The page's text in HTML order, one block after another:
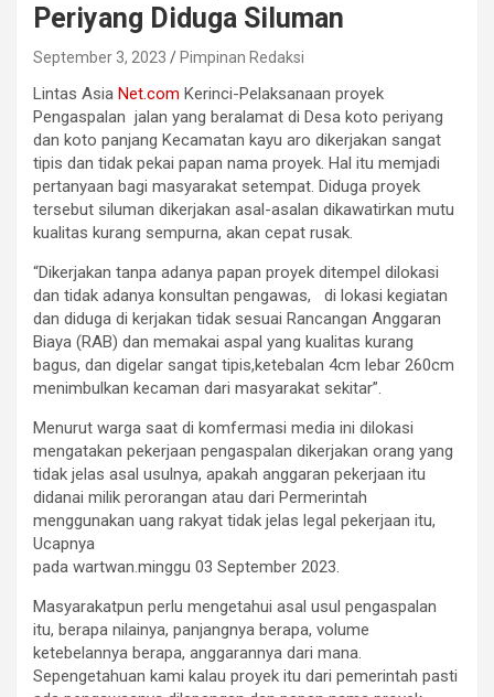
Periyang Diduga Siluman
September 3, 2023 Pimpinan Redaksi
Lintas Asia Net.com Kerinci-Pelaksanaan proyek
Pengaspalan jalan yang beralamat di Desa koto periyang
dan koto panjang Kecamatan kayu aro dikerjakan sangat
tipis dan tidak pekai papan nama proyek. Hal itu memjadi
pertanyaan bagi masyarakat setempat. Diduga proyek
tersebut siluman dikerjakan asal-asalan dikawatirkan mutu
kualitas kurang sempurna, akan cepat rusak.
“Dikerjakan tanpa adanya papan proyek ditempel dilokasi
dan tidak adanya konsultan pengawas, di lokasi kegiatan
dan diduga di kerjakan tidak sesuai Rancangan Anggaran
Biaya (RAB) dan memakai aspal yang kualitas kurang
bagus, dan digelar sangat tipis,ketebalan 4cm lebar 260cm
menimbulkan kecaman dari masyarakat sekitar”.
Menurut warga saat di komfermasi media ini dilokasi
mengatakan pekerjaan pengaspalan dikerjakan orang yang
tidak jelas asal usulnya, apakah anggaran pekerjaan itu
didanai milik perorangan atau dari Permerintah
menggunakan uang rakyat tidak jelas legal pekerjaan itu,
Ucapnya
pada wartwan.minggu 03 September 2023.
Masyarakatpun perlu mengetahui asal usul pengaspalan
itu, berapa nilainya, panjangnya berapa, volume
ketebelannya berapa, anggarannya dari mana.
Sepengetahuan kami kalau proyek itu dari pemerintah pasti